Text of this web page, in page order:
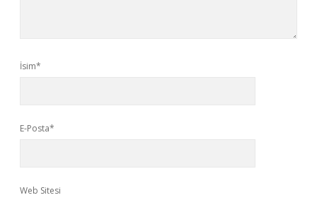
İsim*
E-Posta*
Web Sitesi